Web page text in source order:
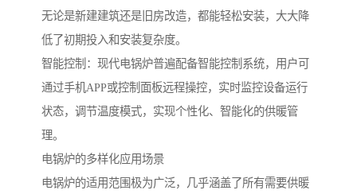
无论是新建建筑还是旧房改造，都能轻松安装，大大降
低了初期投入和安装复杂度。
智能控制：现代电锅炉普遍配备智能控制系统，用户可
通过手机APP或控制面板远程操控，实时监控设备运行
状态，调节温度模式，实现个性化、智能化的供暖管
理。
电锅炉的多样化应用场景
电锅炉的适用范围极为广泛，几乎涵盖了所有需要供暖